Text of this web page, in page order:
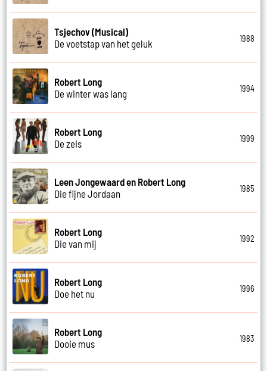
Tsjechov (Musical)
De voetstap van het geluk
1988
Robert Long
De winter was lang
1994
Robert Long
De zeis
1999
Leen Jongewaard en Robert Long
Die fijne Jordaan
1985
Robert Long
Die van mij
1992
Robert Long
Doe het nu
1996
Robert Long
Dooie mus
1983